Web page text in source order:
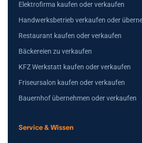
Elektrofirma kaufen oder verkaufen
Handwerksbetrieb verkaufen oder
Restaurant kaufen oder verkaufen
Bäckereien zu verkaufen
KFZ Werkstatt kaufen oder verkaufen
Friseursalon kaufen oder verkaufen
Bauernhof übernehmen oder verkaufen
Service & Wissen